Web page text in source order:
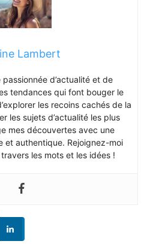
Lambert
d’actualité et de
tendances qui font bouger le
les recoins cachés de la
les sujets d’actualité les plus
mes découvertes avec une
et authentique. Rejoignez-moi
les mots et les idées !